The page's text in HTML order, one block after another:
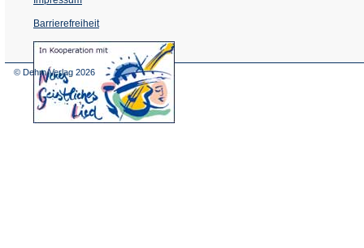
Barrierefreiheit
(Öffnet
in
© Dehm Verlag 2026